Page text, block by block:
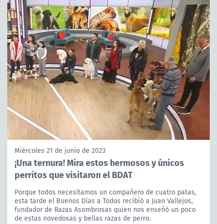
Miércoles 21 de junio de 2023
¡Una ternura! Mira estos hermosos y únicos
perritos que visitaron el BDAT
Porque todos necesitamos un compañero de cuatro patas,
esta tarde el Buenos Días a Todos recibió a Juan Vallejos,
fundador de Razas Asombrosas quien nos enseñó un poco
de estas novedosas y bellas razas de perro.